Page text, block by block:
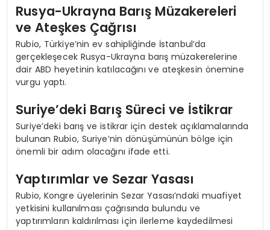
Rusya-Ukrayna Barış Müzakereleri
ve Ateşkes Çağrısı
Rubio, Türkiye’nin ev sahipliğinde İstanbul’da
gerçekleşecek Rusya-Ukrayna barış müzakerelerine
dair ABD heyetinin katılacağını ve ateşkesin önemine
vurgu yaptı.
Suriye’deki Barış Süreci ve İstikrar
Suriye’deki barış ve istikrar için destek açıklamalarında
bulunan Rubio, Suriye’nin dönüşümünün bölge için
önemli bir adım olacağını ifade etti.
Yaptırımlar ve Sezar Yasası
Rubio, Kongre üyelerinin Sezar Yasası’ndaki muafiyet
yetkisini kullanılması çağrısında bulundu ve
yaptırımların kaldırılması için ilerleme kaydedilmesi